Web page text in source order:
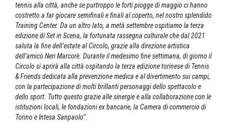
tennis alla città, anche se purtroppo le forti piogge di maggio ci hanno
costretto a far giocare semifinali e finali al coperto, nel nostro splendido
Training Center. Da un altro lato, a metà settembre ospitiamo la terza
edizione di Set in Scena, la fortunata rassegna culturale che dal 2021
saluta la fine dell’estate al Circolo, grazie alla direzione artistica
dell’amico Neri Marcorè. Durante il medesimo fine settimana, di giorno il
Circolo si aprirà alla città ospitando la terza edizione torinese di Tennis
& Friends dedicata alla prevenzione medica e al divertimento sui campi,
con la partecipazione di molti brillanti personaggi dello spettacolo e
dello sport. Tutto questo grazie alle sinergie e alla collaborazione con le
istituzioni locali, le fondazioni ex bancarie, la Camera di commercio di
Torino e Intesa Sanpaolo”.